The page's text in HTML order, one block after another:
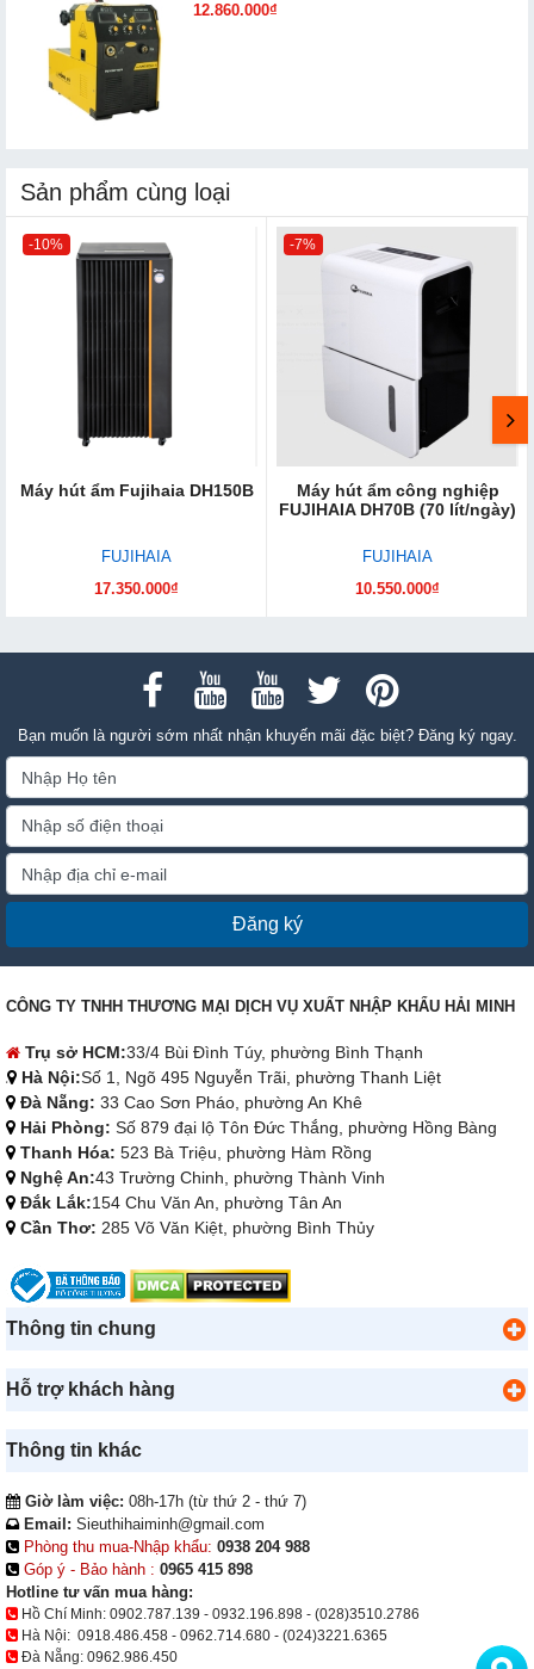
12.860.000₫
Sản phẩm cùng loại
-10%
Máy hút ẩm Fujihaia DH150B
FUJIHAIA
17.350.000₫
-7%
Máy hút ẩm công nghiệp
FUJIHAIA DH70B (70 lít/ngày)
FUJIHAIA
10.550.000₫
Bạn muốn là người sớm nhất nhận khuyến mãi đặc biệt? Đăng ký ngay.
Đăng ký
CÔNG TY TNHH THƯƠNG MẠI DỊCH VỤ XUẤT NHẬP KHẨU HẢI MINH
Trụ sở HCM:33/4 Bùi Đình Túy, phường Bình Thạnh
Hà Nội:Số 1, Ngõ 495 Nguyễn Trãi, phường Thanh Liệt
Đà Nẵng: 33 Cao Sơn Pháo, phường An Khê
Hải Phòng: Số 879 đại lộ Tôn Đức Thắng, phường Hồng Bàng
Thanh Hóa: 523 Bà Triệu, phường Hàm Rồng
Nghệ An:43 Trường Chinh, phường Thành Vinh
Đắk Lắk:154 Chu Văn An, phường Tân An
Cần Thơ: 285 Võ Văn Kiệt, phường Bình Thủy
Thông tin chung
Hỗ trợ khách hàng
Thông tin khác
Giờ làm việc: 08h-17h (từ thứ 2 - thứ 7)
Email: Sieuthihaiminh@gmail.com
Phòng thu mua-Nhập khẩu: 0938 204 988
Góp ý - Bảo hành : 0965 415 898
Hotline tư vấn mua hàng:
Hồ Chí Minh: 0902.787.139 - 0932.196.898 - (028)3510.2786
Hà Nội: 0918.486.458 - 0962.714.680 - (024)3221.6365
Đà Nẵng: 0962.986.450